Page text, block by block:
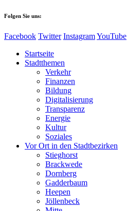
Folgen Sie uns:
Facebook Twitter InstagramYouTube
Startseite
Stadtthemen
Verkehr
Finanzen
Bildung
Digitalisierung
Transparenz
Energie
Kultur
Soziales
Vor Ort in den Stadtbezirken
Stieghorst
Brackwede
Dornberg
Gadderbaum
Heepen
Jöllenbeck